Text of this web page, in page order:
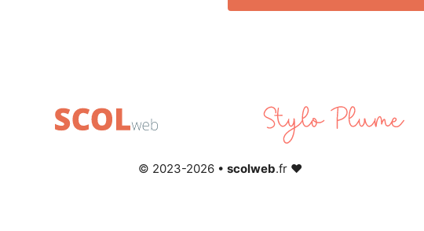
© 2023-2026 • scolweb.fr ♥